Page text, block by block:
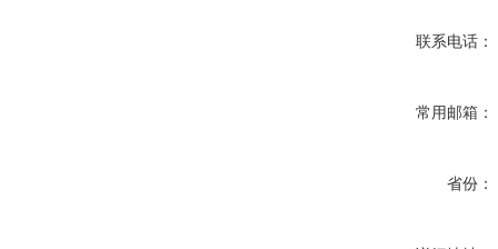
联系电话：
常用邮箱：
省份：